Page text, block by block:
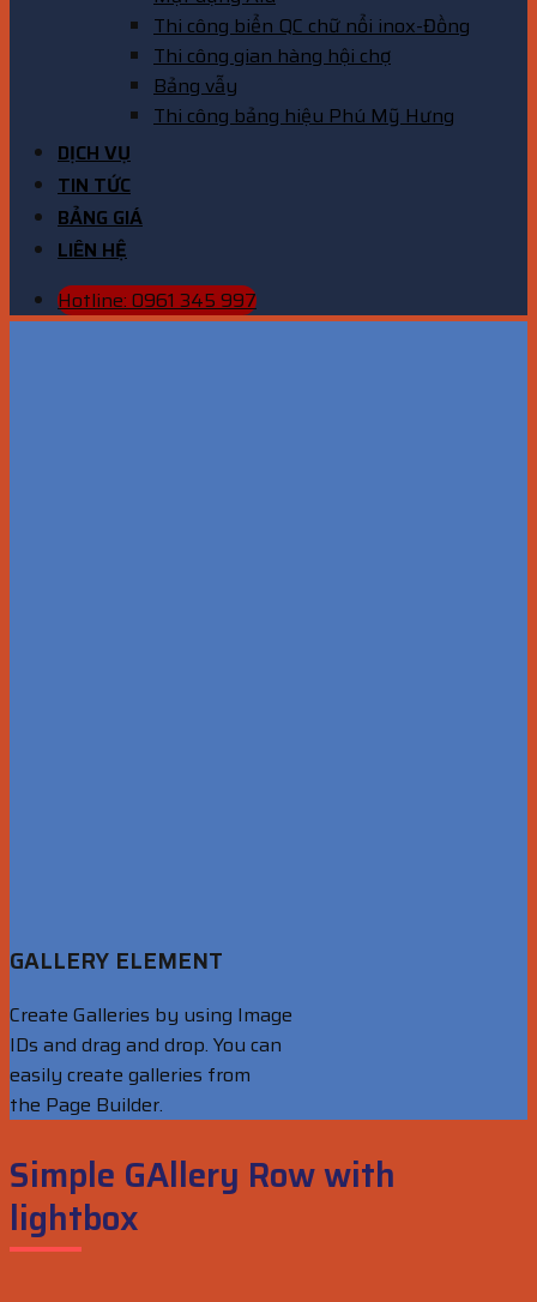
Thi công biển QC chữ nổi inox-Đồng
Thi công gian hàng hội chợ
Bảng vẫy
Thi công bảng hiệu Phú Mỹ Hưng
DỊCH VỤ
TIN TỨC
BẢNG GIÁ
LIÊN HỆ
Hotline: 0961 345 997
GALLERY ELEMENT
Create Galleries by using Image
IDs and drag and drop. You can
easily create galleries from
the Page Builder.
Simple GAllery Row with
lightbox